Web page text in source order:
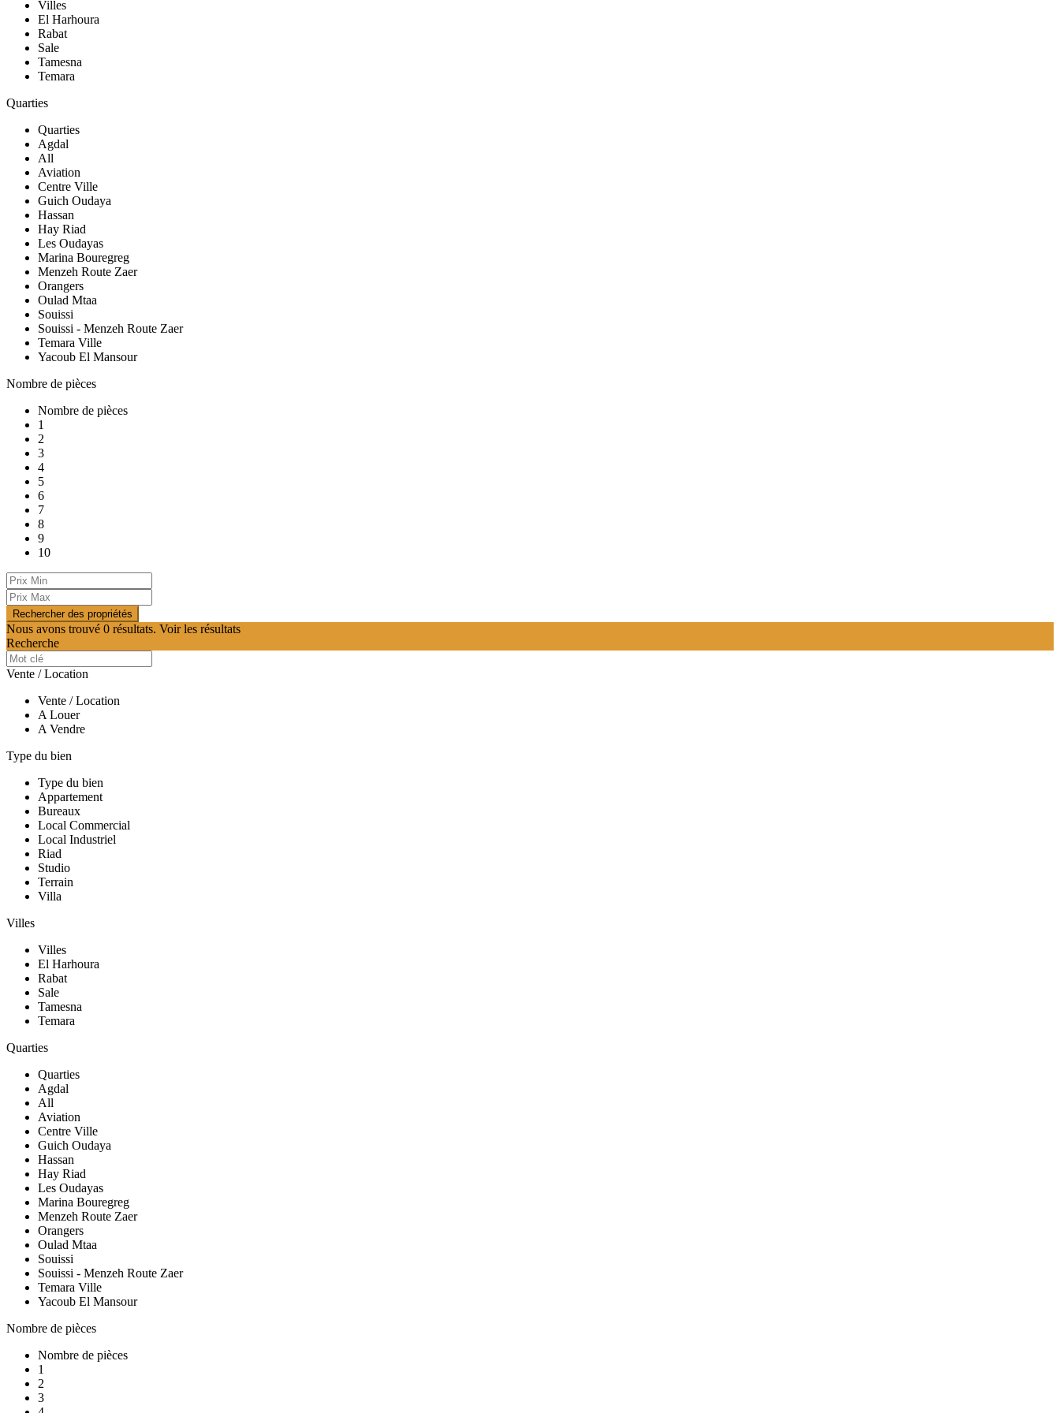
Villes
El Harhoura
Rabat
Sale
Tamesna
Temara
Quarties
Quarties
Agdal
All
Aviation
Centre Ville
Guich Oudaya
Hassan
Hay Riad
Les Oudayas
Marina Bouregreg
Menzeh Route Zaer
Orangers
Oulad Mtaa
Souissi
Souissi - Menzeh Route Zaer
Temara Ville
Yacoub El Mansour
Nombre de pièces
Nombre de pièces
1
2
3
4
5
6
7
8
9
10
Nous avons trouvé 0 résultats. Voir les résultats
Recherche
Vente / Location
Vente / Location
A Louer
A Vendre
Type du bien
Type du bien
Appartement
Bureaux
Local Commercial
Local Industriel
Riad
Studio
Terrain
Villa
Villes
Villes
El Harhoura
Rabat
Sale
Tamesna
Temara
Quarties
Quarties
Agdal
All
Aviation
Centre Ville
Guich Oudaya
Hassan
Hay Riad
Les Oudayas
Marina Bouregreg
Menzeh Route Zaer
Orangers
Oulad Mtaa
Souissi
Souissi - Menzeh Route Zaer
Temara Ville
Yacoub El Mansour
Nombre de pièces
Nombre de pièces
1
2
3